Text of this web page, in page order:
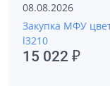
08.08.2026
Закупка МФУ
l3210
15 022 ₽